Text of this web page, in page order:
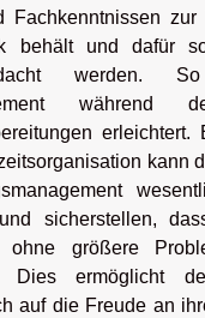
Fachkenntnissen zur
behält und dafür
werden.
während
kann
sicherstellen,
ohne größere
Dies ermöglicht
auf die Freude an